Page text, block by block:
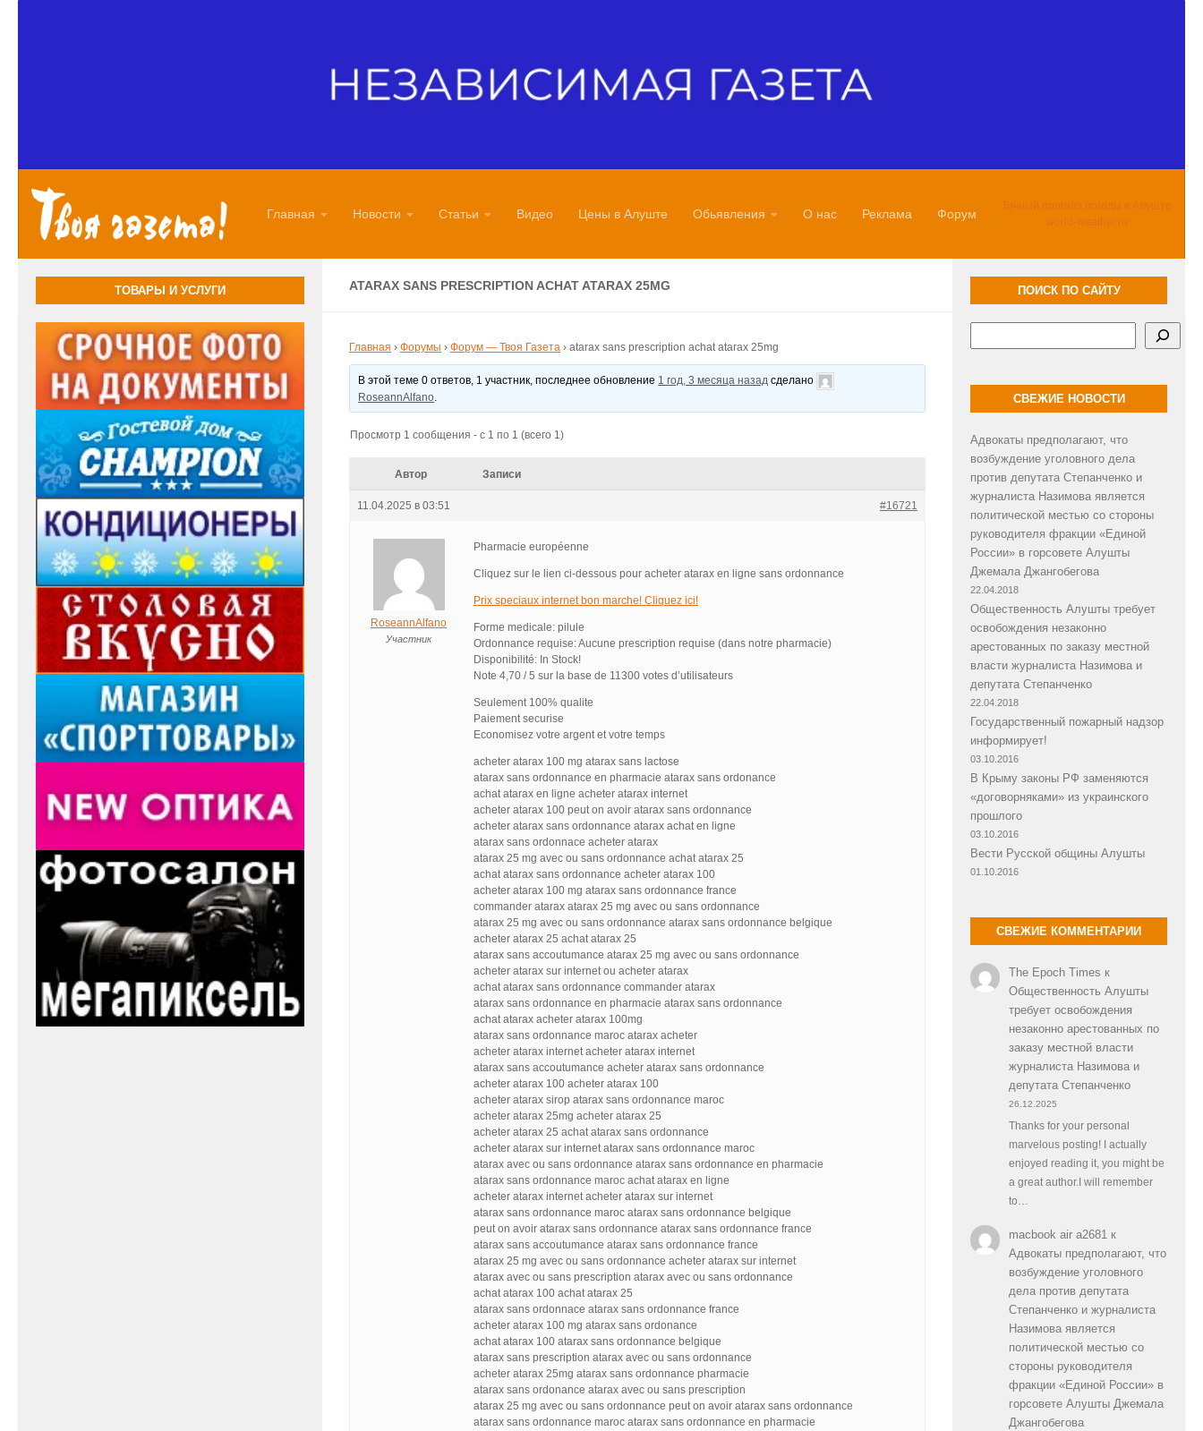
Главная Новости Статьи Видео Цены в Алуште Обьявления О нас Реклама Форум
Точный прогноз погоды в Алуште
world-weather.ru
ATARAX SANS PRESCRIPTION ACHAT ATARAX 25MG
Главная › Форумы › Форум — Твоя Газета › atarax sans prescription achat atarax 25mg
В этой теме 0 ответов, 1 участник, последнее обновление 1 год, 3 месяца назад сделано
RoseannAlfano.
Просмотр 1 сообщения - с 1 по 1 (всего 1)
Автор Записи
11.04.2025 в 03:51 #16721
RoseannAlfano
Участник
Pharmacie européenne
Cliquez sur le lien ci-dessous pour acheter atarax en ligne sans ordonnance
Prix speciaux internet bon marche! Cliquez ici!
Forme medicale: pilule
Ordonnance requise: Aucune prescription requise (dans notre pharmacie)
Disponibilité: In Stock!
Note 4,70 / 5 sur la base de 11300 votes d’utilisateurs
Seulement 100% qualite
Paiement securise
Economisez votre argent et votre temps
acheter atarax 100 mg atarax sans lactose
atarax sans ordonnance en pharmacie atarax sans ordonance
achat atarax en ligne acheter atarax internet
acheter atarax 100 peut on avoir atarax sans ordonnance
acheter atarax sans ordonnance atarax achat en ligne
atarax sans ordonnace acheter atarax
atarax 25 mg avec ou sans ordonnance achat atarax 25
achat atarax sans ordonnance acheter atarax 100
acheter atarax 100 mg atarax sans ordonnance france
commander atarax atarax 25 mg avec ou sans ordonnance
atarax 25 mg avec ou sans ordonnance atarax sans ordonnance belgique
acheter atarax 25 achat atarax 25
atarax sans accoutumance atarax 25 mg avec ou sans ordonnance
acheter atarax sur internet ou acheter atarax
achat atarax sans ordonnance commander atarax
atarax sans ordonnance en pharmacie atarax sans ordonnance
achat atarax acheter atarax 100mg
atarax sans ordonnance maroc atarax acheter
acheter atarax internet acheter atarax internet
atarax sans accoutumance acheter atarax sans ordonnance
acheter atarax 100 acheter atarax 100
acheter atarax sirop atarax sans ordonnance maroc
acheter atarax 25mg acheter atarax 25
acheter atarax 25 achat atarax sans ordonnance
acheter atarax sur internet atarax sans ordonnance maroc
atarax avec ou sans ordonnance atarax sans ordonnance en pharmacie
atarax sans ordonnance maroc achat atarax en ligne
acheter atarax internet acheter atarax sur internet
atarax sans ordonnance maroc atarax sans ordonnance belgique
peut on avoir atarax sans ordonnance atarax sans ordonnance france
atarax sans accoutumance atarax sans ordonnance france
atarax 25 mg avec ou sans ordonnance acheter atarax sur internet
atarax avec ou sans prescription atarax avec ou sans ordonnance
achat atarax 100 achat atarax 25
atarax sans ordonnace atarax sans ordonnance france
acheter atarax 100 mg atarax sans ordonance
achat atarax 100 atarax sans ordonnance belgique
atarax sans prescription atarax avec ou sans ordonnance
acheter atarax 25mg atarax sans ordonnance pharmacie
atarax sans ordonance atarax avec ou sans prescription
atarax 25 mg avec ou sans ordonnance peut on avoir atarax sans ordonnance
atarax sans ordonnance maroc atarax sans ordonnance en pharmacie
ТОВАРЫ И УСЛУГИ ПОИСК ПО САЙТУ
СВЕЖИЕ НОВОСТИ
Адвокаты предполагают, что
возбуждение уголовного дела
против депутата Степанченко и
журналиста Назимова является
политической местью со стороны
руководителя фракции «Единой
России» в горсовете Алушты
Джемала Джангобегова
22.04.2018
Общественность Алушты требует
освобождения незаконно
арестованных по заказу местной
власти журналиста Назимова и
депутата Степанченко
22.04.2018
Государственный пожарный надзор
информирует!
03.10.2016
В Крыму законы РФ заменяются
«договорняками» из украинского
прошлого
03.10.2016
Вести Русской общины Алушты
01.10.2016
СВЕЖИЕ КОММЕНТАРИИ
The Epoch Times к
Общественность Алушты
требует освобождения
незаконно арестованных по
заказу местной власти
журналиста Назимова и
депутата Степанченко
26.12.2025
Thanks for your personal
marvelous posting! I actually
enjoyed reading it, you might be
a great author.I will remember
to…
macbook air a2681к
Адвокаты предполагают, что
возбуждение уголовного
дела против депутата
Степанченко и журналиста
Назимова является
политической местью со
стороны руководителя
фракции «Единой России» в
горсовете Алушты Джемала
Джангобегова